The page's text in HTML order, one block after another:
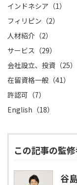
インドネシア（1）
フィリピン（2）
人材紹介（2）
サービス（29）
会社設立、投資（25）
在留資格一般（41）
許認可（7）
English（18）
この記事の監
谷